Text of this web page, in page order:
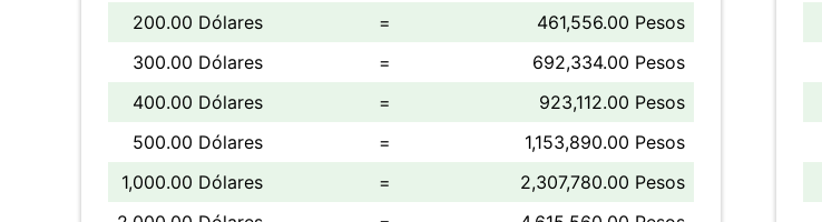
200.00 Dólares
=
461,556.00 Pesos
300.00 Dólares
=
692,334.00 Pesos
400.00 Dólares
=
923,112.00 Pesos
500.00 Dólares
=
1,153,890.00 Pesos
1,000.00 Dólares
=
2,307,780.00 Pesos